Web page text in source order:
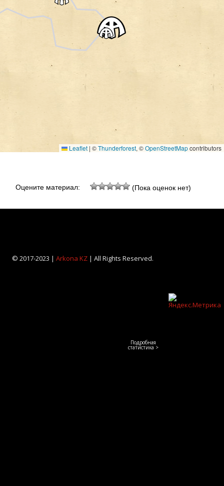
Leaflet | ©Thunderforest, ©OpenStreetMapcontributors
Оцените материал: (Пока оценок нет)
© 2017-2023 | Arkona KZ| All Rights Reserved.
Подробная
статистика >